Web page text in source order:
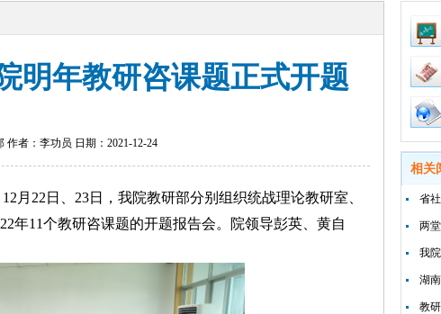
明年教研咨课题正式开题
作者：李功员 日期：2021-12-24
月22日、23日，我院教研部分别组织统战理论教研室、
年11个教研咨课题的开题报告会。院领导彭英、黄自
相关
省
两
我
湖
教